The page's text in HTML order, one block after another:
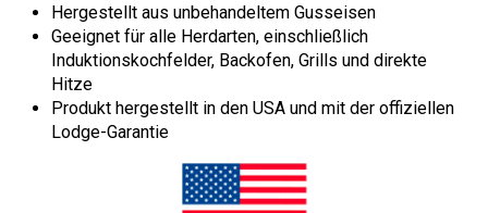
Hergestellt aus unbehandeltem Gusseisen
Geeignet für alle Herdarten, einschließlich
Induktionskochfelder, Backofen, Grills und direkte
Hitze
Produkt hergestellt in den USA und mit der offiziellen
Lodge-Garantie